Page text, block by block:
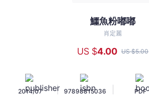
鱷魚粉嘟嘟
肖定麗
US $4.00 US $5.00
2014/07 |
97898815036
PDF